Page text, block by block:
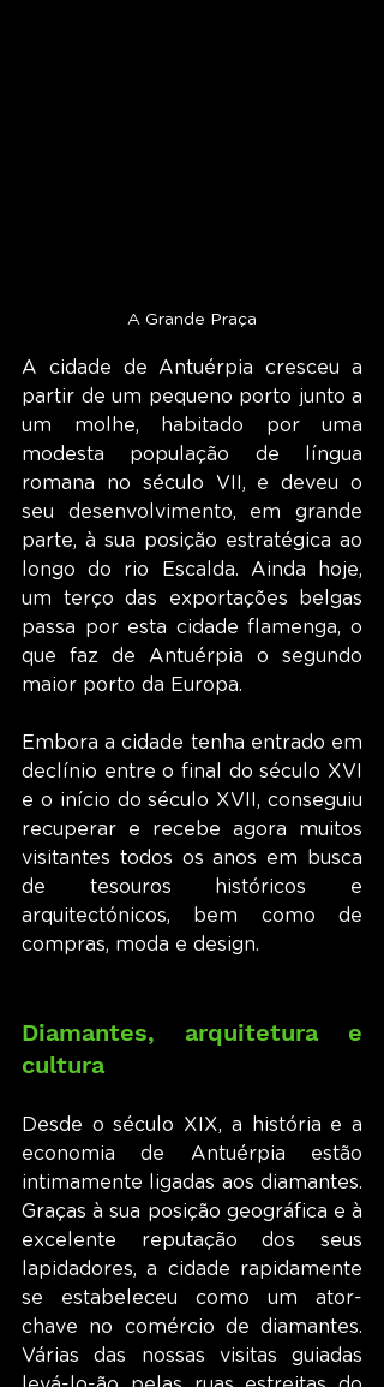
A Grande Praça
A cidade de Antuérpia cresceu a
partir de um pequeno porto junto a
um molhe, habitado por uma
modesta população de língua
romana no século VII, e deveu o
seu desenvolvimento, em grande
parte, à sua posição estratégica ao
longo do rio Escalda. Ainda hoje,
um terço das exportações belgas
passa por esta cidade flamenga, o
que faz de Antuérpia o segundo
maior porto da Europa.
Embora a cidade tenha entrado em
declínio entre o final do século XVI
e o início do século XVII, conseguiu
recuperar e recebe agora muitos
visitantes todos os anos em busca
de tesouros históricos e
arquitectónicos, bem como de
compras, moda e design.
Diamantes, arquitetura e
cultura
Desde o século XIX, a história e a
economia de Antuérpia estão
intimamente ligadas aos diamantes.
Graças à sua posição geográfica e à
excelente reputação dos seus
lapidadores, a cidade rapidamente
se estabeleceu como um ator-
chave no comércio de diamantes.
Várias das nossas visitas guiadas